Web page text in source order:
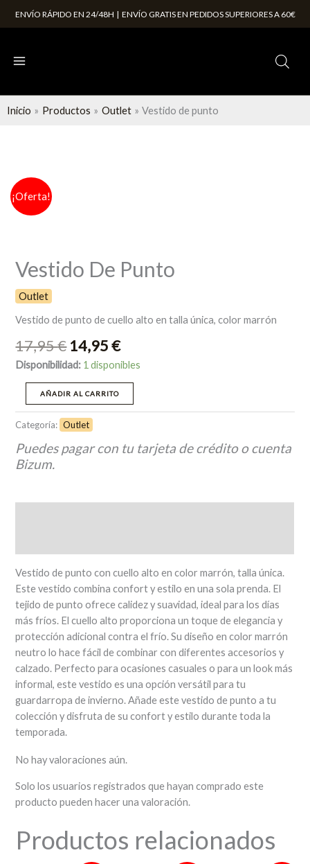
ENVÍO RÁPIDO EN 24/48H | ENVÍO GRATIS EN PEDIDOS SUPERIORES A 60€
Inicio Productos Outlet Vestido de punto
¡Oferta!
Vestido De Punto
Outlet
Vestido de punto de cuello alto en talla única, color marrón
17,95€ 14,95€
Disponibilidad: 1 disponibles
Vestido
de
AÑADIR AL CARRITO
Categoría: Outlet
Puedes pagar con tu tarjeta de crédito o cuenta
Bizum.
Vestido de punto con cuello alto en color marrón, talla única.
Este vestido combina confort y estilo en una sola prenda. El
tejido de punto ofrece calidez y suavidad, ideal para los días
más fríos. El cuello alto proporciona un toque de elegancia y
protección adicional contra el frío. Su diseño en color marrón
neutro lo hace fácil de combinar con diferentes accesorios y
calzado. Perfecto para ocasiones casuales o para un look más
informal, este vestido es una opción versátil para tu
guardarropa de invierno. Añade este vestido de punto a tu
colección y disfruta de su confort y estilo durante toda la
temporada.
No hay valoraciones aún.
Solo los usuarios registrados que hayan comprado este
producto pueden hacer una valoración.
Productos relacionados
cantidad